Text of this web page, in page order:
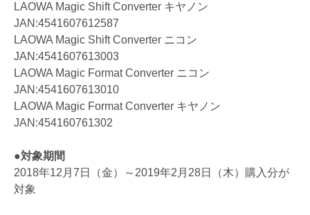
LAOWA Magic Shift Converter キヤノン
JAN:4541607612587
LAOWA Magic Shift Converter ニコン
JAN:4541607613003
LAOWA Magic Format Converter ニコン
JAN:4541607613010
LAOWA Magic Format Converter キヤノン
JAN:454160761302
●対象期間
2018年12月7日（金）～2019年2月28日（木）購入分が
対象